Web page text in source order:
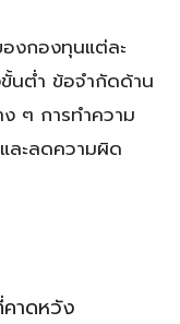
งกองทุนแต่ละ
ขั้นต่ำ ข้อจำกัดด้าน
ๆ การทำความ
ละลดความผิด
คาดหวัง